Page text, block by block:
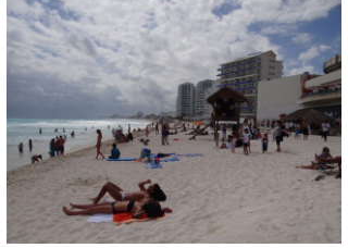
まっきー
三輪予報士
小川予報士
上田純子
上條将美
唐澤予報士